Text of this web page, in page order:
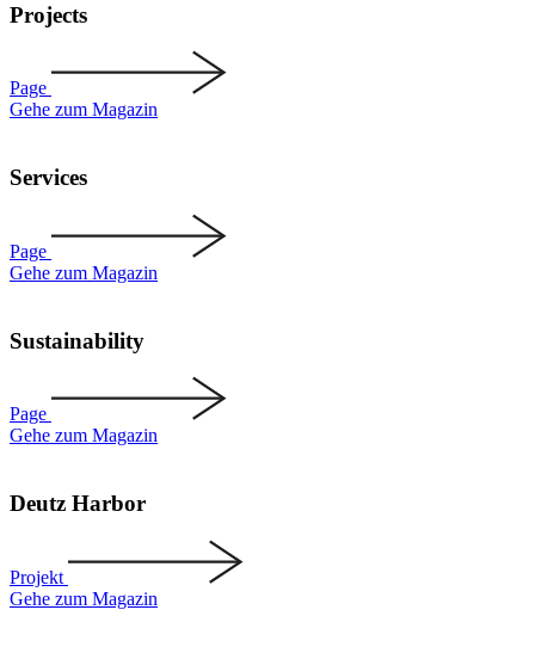
Projects
Page
Gehe zum Magazin
Services
Page
Gehe zum Magazin
Sustaina­bility
Page
Gehe zum Magazin
Deutz Harbor
Projekt
Gehe zum Magazin